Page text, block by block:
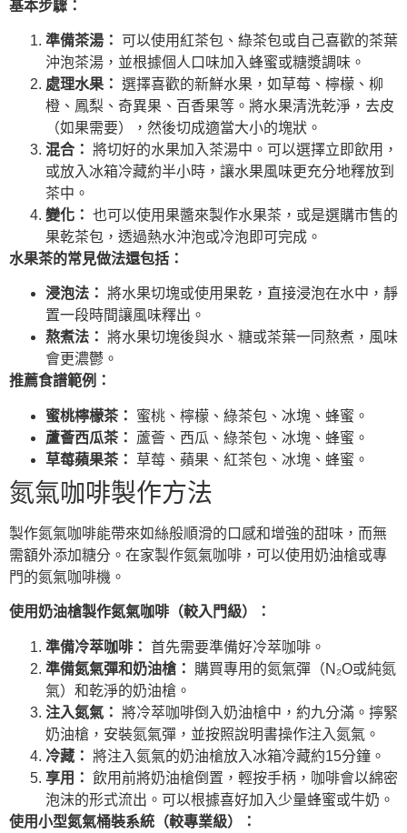
基本步驟：
準備茶湯：
可以使用紅茶包、綠茶包或自己喜歡的茶葉
沖泡茶湯，並根據個人口味加入蜂蜜或糖漿調味。
處理水果： 選擇喜歡的新鮮水果，如草莓、檸檬、柳
橙、鳳梨、奇異果、百香果等。將水果清洗乾淨，去皮
（如果需要），然後切成適當大小的塊狀。
混合： 將切好的水果加入茶湯中。可以選擇立即飲用，
或放入冰箱冷藏約半小時，讓水果風味更充分地釋放到
茶中。
變化： 也可以使用果醬來製作水果茶，或是選購市售的
果乾茶包，透過熱水沖泡或冷泡即可完成。
水果茶的常見做法還包括：
浸泡法： 將水果切塊或使用果乾，直接浸泡在水中，靜
置一段時間讓風味釋出。
熬煮法： 將水果切塊後與水、糖或茶葉一同熬煮，風味
會更濃鬱。
推薦食譜範例：
蜜桃檸檬茶：
蜜桃、檸檬、綠茶包、冰塊、蜂蜜。
蘆薈西瓜茶：
蘆薈、西瓜、綠茶包、冰塊、蜂蜜。
草莓蘋果茶：
草莓、蘋果、紅茶包、冰塊、蜂蜜。
氮氣咖啡製作方法
製作氮氣咖啡能帶來如絲般順滑的口感和增強的甜味，而無
需額外添加糖分。在家製作氮氣咖啡，可以使用奶油槍或專
門的氮氣咖啡機。
使用奶油槍製作氮氣咖啡（較入門級）：
準備冷萃咖啡： 首先需要準備好冷萃咖啡。
準備氮氣彈和奶油槍：
購買專用的氮氣彈（N₂O或純氮
氣）和乾淨的奶油槍。
注入氮氣： 將冷萃咖啡倒入奶油槍中，約九分滿。擰緊
奶油槍，安裝氮氣彈，並按照說明書操作注入氮氣。
冷藏： 將注入氮氣的奶油槍放入冰箱冷藏約15分鐘。
享用： 飲用前將奶油槍倒置，輕按手柄，咖啡會以綿密
泡沫的形式流出。可以根據喜好加入少量蜂蜜或牛奶。
使用小型氮氣桶裝系統（較專業級）：